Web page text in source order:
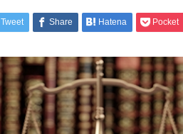
Tweet Share Hatena Pocket